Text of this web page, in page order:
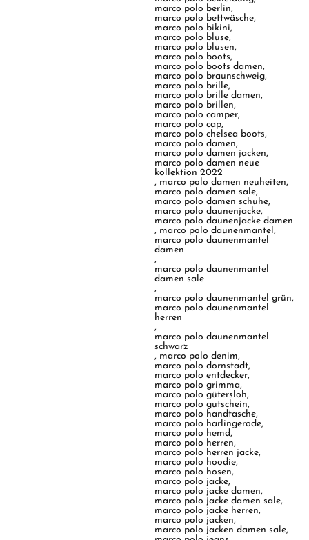
marco polo berlin,
marco polo bettwäsche,
marco polo bikini,
marco polo bluse,
marco polo blusen,
marco polo boots,
marco polo boots damen,
marco polo braunschweig,
marco polo brille,
marco polo brille damen,
marco polo brillen,
marco polo camper,
marco polo cap,
marco polo chelsea boots,
marco polo damen,
marco polo damen jacken,
marco polo damen neue
kollektion 2022
, marco polo damen neuheiten,
marco polo damen sale,
marco polo damen schuhe,
marco polo daunenjacke,
marco polo daunenjacke damen
, marco polo daunenmantel,
marco polo daunenmantel
damen
,
marco polo daunenmantel
damen sale
,
marco polo daunenmantel grün,
marco polo daunenmantel
herren
,
marco polo daunenmantel
schwarz
, marco polo denim,
marco polo dornstadt,
marco polo entdecker,
marco polo grimma,
marco polo gütersloh,
marco polo gutschein,
marco polo handtasche,
marco polo harlingerode,
marco polo hemd,
marco polo herren,
marco polo herren jacke,
marco polo hoodie,
marco polo hosen,
marco polo jacke,
marco polo jacke damen,
marco polo jacke damen sale,
marco polo jacke herren,
marco polo jacken,
marco polo jacken damen sale,